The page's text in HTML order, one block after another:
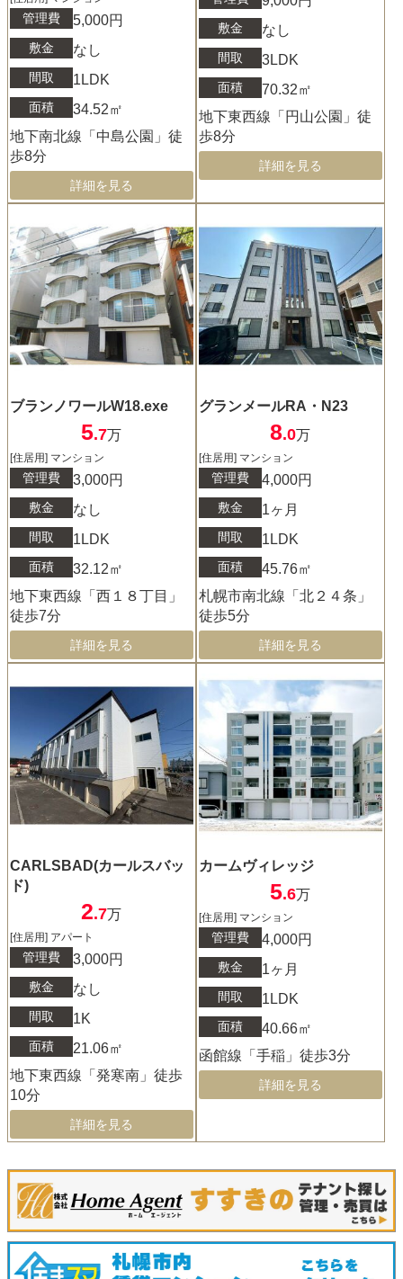
管理費 5,000円
敷金 なし
間取 1LDK
面積
34.52㎡
地下南北線「中島公園」徒
歩8分
詳細を見る
敷金 なし
間取 3LDK
面積
70.32㎡
地下東西線「円山公園」徒
歩8分
詳細を見る
ブランノワールW18.exe
5.7万
[住居用] マンション
管理費 3,000円
敷金 なし
間取 1LDK
面積
32.12㎡
地下東西線「西１８丁目」
徒歩7分
詳細を見る
グランメールRA・N23
8.0万
[住居用] マンション
管理費 4,000円
敷金 1ヶ月
間取 1LDK
面積
45.76㎡
札幌市南北線「北２４条」
徒歩5分
詳細を見る
CARLSBAD(カールスバッ
ド)
2.7万
[住居用] アパート
管理費 3,000円
敷金 なし
間取 1K
面積
21.06㎡
地下東西線「発寒南」徒歩
10分
詳細を見る
カームヴィレッジ
5.6万
[住居用] マンション
管理費 4,000円
敷金 1ヶ月
間取 1LDK
面積
40.66㎡
函館線「手稲」徒歩3分
詳細を見る